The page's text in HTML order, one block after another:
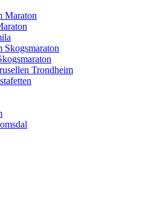
Maraton
Skogsmaraton
Trondheim